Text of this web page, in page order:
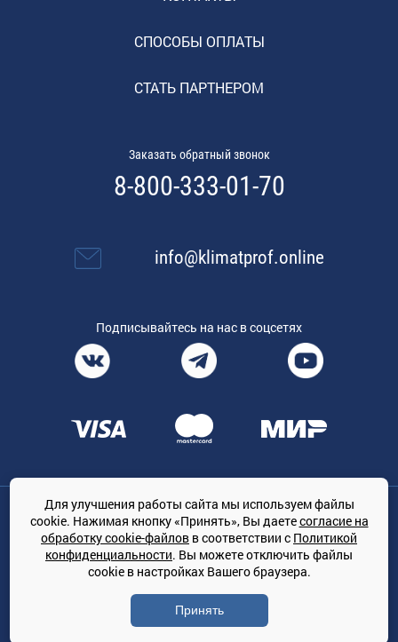
СПОСОБЫ ОПЛАТЫ
СТАТЬ ПАРТНЕРОМ
Заказать обратный звонок
8-800-333-01-70
info@klimatprof.online
Подписывайтесь на нас в соцсетях
Общество с ограниченной ответственностью «ТРЕЙДКОН», ОГРН:
1167847364079, 197022, г. Санкт-Петербург, проспект Медиков, 7
КЛИМАТПРОФ.ONLINE - оптовая продажа кондиционеров и
климатической техники на территории РФ
© Сайт принадлежит ООО «ТРЕЙДКОН»
Политика конфиденциальности
Для улучшения работы сайта мы используем файлы
cookie. Нажимая кнопку «Принять», Вы даетесогласие на
обработку cookie-файлов в соответствии с Политикой
конфиденциальности. Вы можете отключить файлы
cookie в настройках Вашего браузера.
Принять